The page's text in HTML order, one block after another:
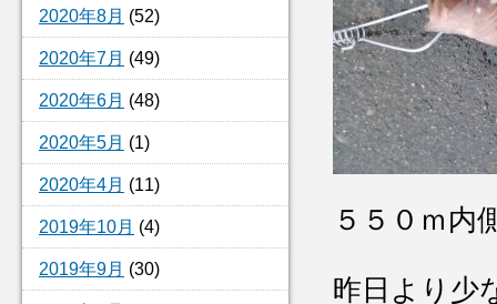
2020年8月 (52)
2020年7月 (49)
2020年6月 (48)
2020年5月 (1)
2020年4月 (11)
2019年10月 (4)
2019年9月 (30)
５５０ｍ
昨日より少